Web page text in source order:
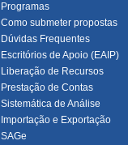
Programas
Como submeter propostas
Dúvidas Frequentes
Escritórios de Apoio (EAIP)
Liberação de Recursos
Prestação de Contas
Sistemática de Análise
Importação e Exportação
SAGe